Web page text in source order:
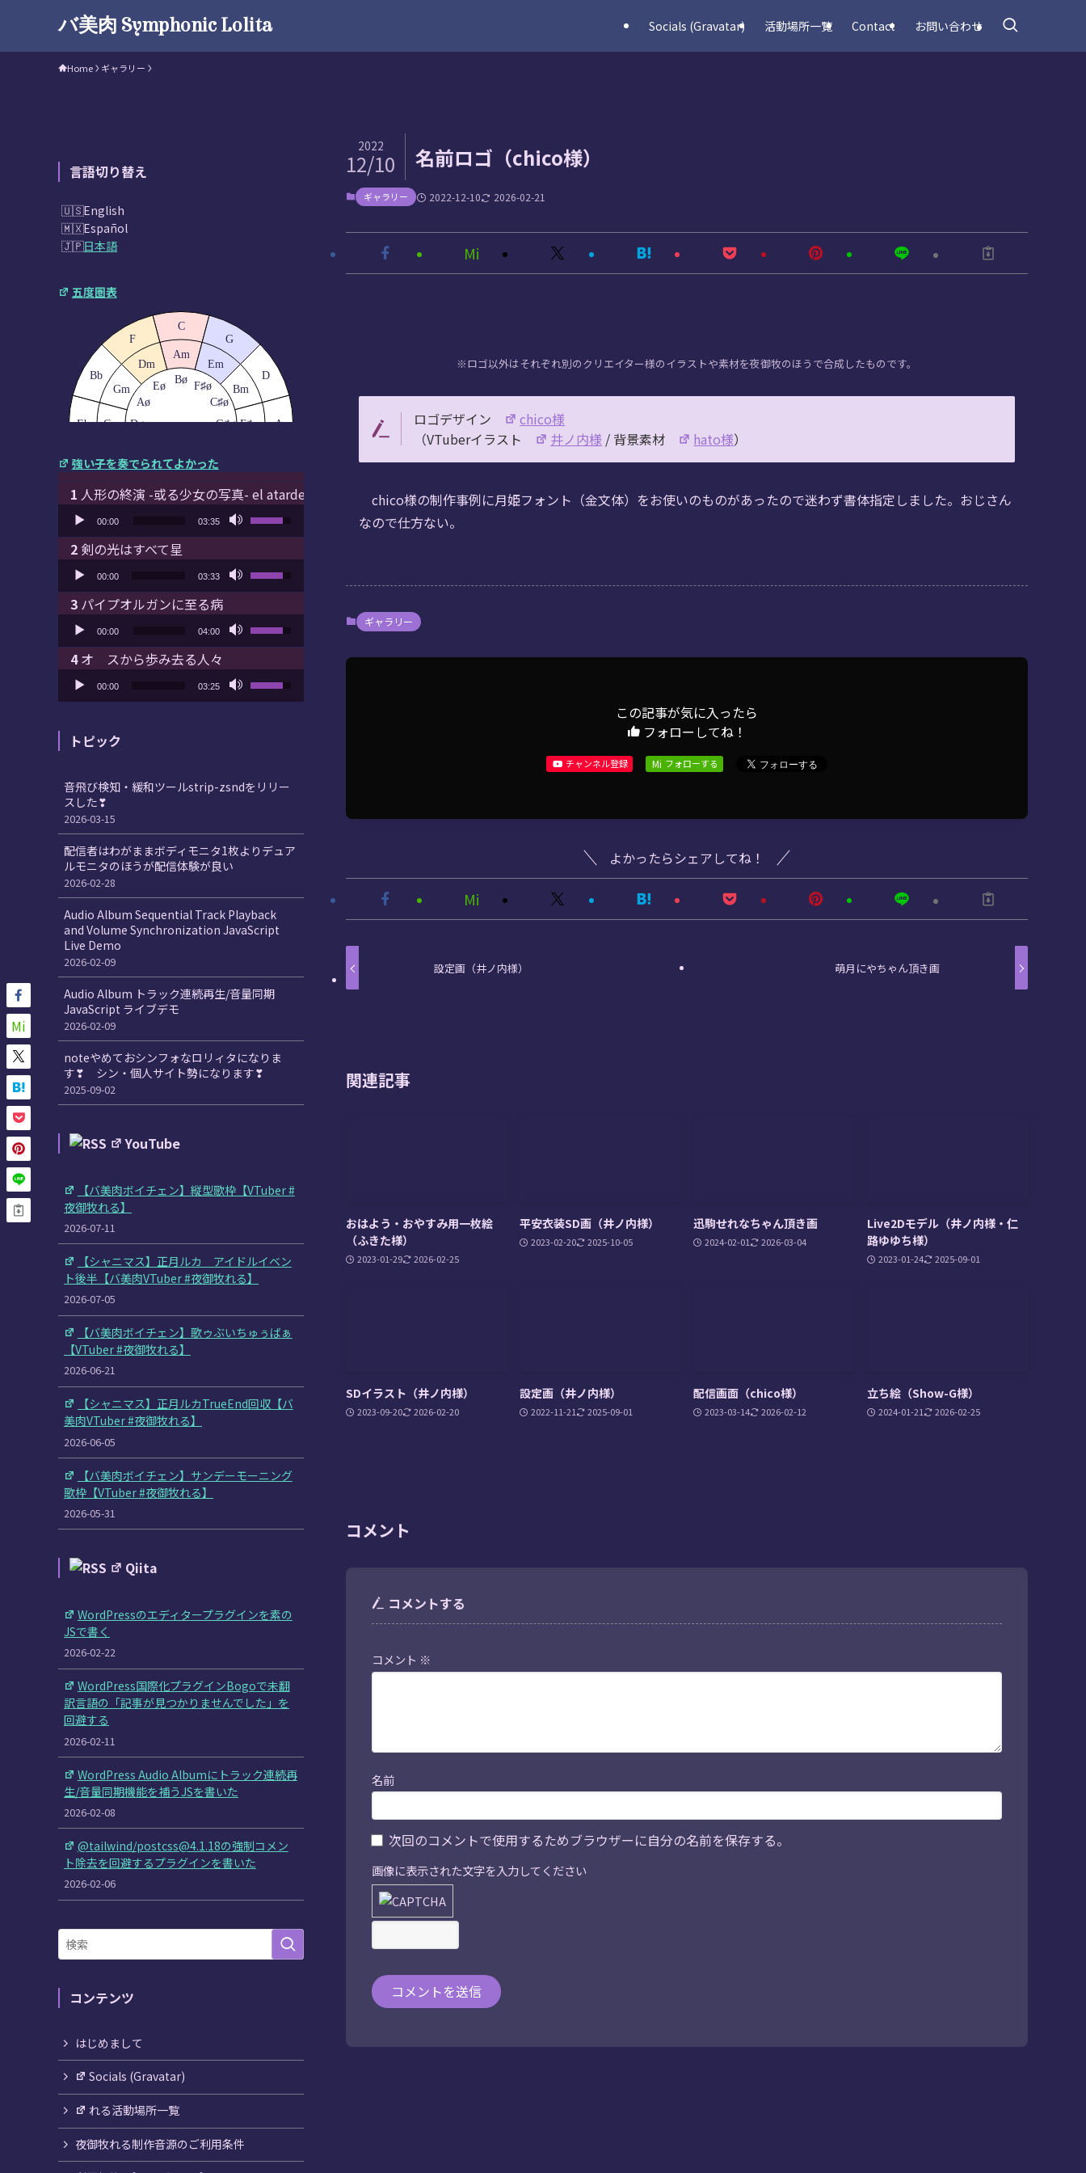
バ美肉 Symphonic Lolita Socials (Gravatar) 活動場所一覧 Contact お問い合わせ
Home ギャラリー
名前ロゴ（chico様）
2022
12/10
ギャラリー 2022-12-10 2026-02-21
Mi
※ロゴ以外はそれぞれ別のクリエイター様のイラストや素材を夜御牧のほうで合成したものです。
ロゴデザイン
chico様
（VTuberイラスト
井ノ内様 / 背景素材 hato様）
chico様の制作事例に月姫フォント（金文体）をお使いのものがあったので迷わず書体指定しました。おじさん
なので仕方ない。
ギャラリー
この記事が気に入ったら
フォローしてね！
チャンネル登録 Mi フォローする
よかったらシェアしてね！
Mi
Mi
設定画（井ノ内様） 萌月にやちゃん頂き画
関連記事
おはよう・おやすみ用一枚絵
（ふきた様）
2023-01-29 2026-02-25
平安衣装SD画（井ノ内様）
2023-02-20 2025-10-05
迅駒せれなちゃん頂き画
2024-02-01 2026-03-04
Live2Dモデル（井ノ内様・仁
路ゆゆち様）
2023-01-24 2025-09-01
SDイラスト（井ノ内様）
2023-09-20 2026-02-20
設定画（井ノ内様）
2022-11-21 2025-09-01
配信画面（chico様）
2023-03-14 2026-02-12
立ち絵（Show-G様）
2024-01-21 2026-02-25
コメント
コメントする
コメント ※
名前
画像に表示された文字を入力してください
言語切り替え
English
Español
日本語
五度圏表
C
G
D
A
B
Db
Ab
Eb
Bb
F
Am
Em
Bm
F♯m
Ebm/
D♯m
Fm
Cm
Gm
Dm
Bø
F♯ø
C♯ø
G♯ø
A♯ø
Fø
Cø
Dø
Aø
Eø
強い子を奏でられてよかった
人形の終演 -或る少女の写真- el atardecer
音声プレーヤー
00:00 03:35
ボリューム調節には上下矢印キーを使ってください。
剣の光はすべて星
音声プレーヤー
00:00 03:33
パイプオルガンに至る病
音声プレーヤー
00:00 04:00
ボリューム調節には上下矢印キーを使ってください。
オ スから歩み去る人々
音声プレーヤー
00:00 03:25
トピック
音飛び検知・緩和ツールstrip-zsndをリリー
スした❣
2026-03-15
配信者はわがままボディモニタ1枚よりデュア
ルモニタのほうが配信体験が良い
2026-02-28
Audio Album Sequential Track Playback
and Volume Synchronization JavaScript
Live Demo
2026-02-09
Audio Album トラック連続再生/音量同期
JavaScript ライブデモ
2026-02-09
noteやめておシンフォなロリィタになりま
す❣ シン・個人サイト勢になります❣
2025-09-02
YouTube
【バ美肉ボイチェン】縦型歌枠【VTuber #
夜御牧れる】
2026-07-11
【シャニマス】正月ルカ アイドルイベン
ト後半【バ美肉VTuber #夜御牧れる】
2026-07-05
【バ美肉ボイチェン】歌ゥぶいちゅぅばぁ
【VTuber #夜御牧れる】
2026-06-21
【シャニマス】正月ルカTrueEnd回収【バ
美肉VTuber #夜御牧れる】
2026-06-05
【バ美肉ボイチェン】サンデーモーニング
歌枠【VTuber #夜御牧れる】
2026-05-31
Qiita
WordPressのエディタープラグインを素の
JSで書く
2026-02-22
WordPress国際化プラグインBogoで未翻
訳言語の「記事が見つかりませんでした」を
回避する
2026-02-11
WordPress Audio Albumにトラック連続再
生/音量同期機能を補うJSを書いた
2026-02-08
@tailwind/postcss@4.1.18の強制コメン
ト除去を回避するプラグインを書いた
2026-02-06
コンテンツ
はじめまして
Socials (Gravatar)
れる活動場所一覧
夜御牧れる制作音源のご利用条件